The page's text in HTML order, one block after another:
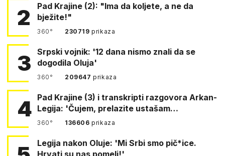
2
Pad Krajine (2): "Ima da koljete, a ne da
bježite!"
360° 230719prikaza
3
Srpski vojnik: '12 dana nismo znali da se
dogodila Oluja'
360° 209647prikaza
4 Pad Krajine (3) i transkripti razgovora Arkan-
Legija: 'Čujem, prelazite ustašam…
360° 136606prikaza
Legija nakon Oluje: 'Mi Srbi smo pič*ice.
Hrvati su nas pomeli!'